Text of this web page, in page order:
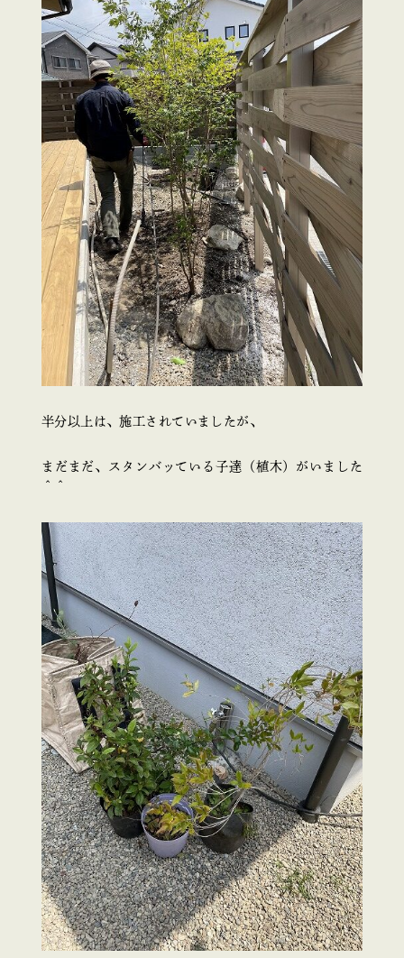
半分以上は、施工されていましたが、
まだまだ、スタンバッている子達（植木）がいました